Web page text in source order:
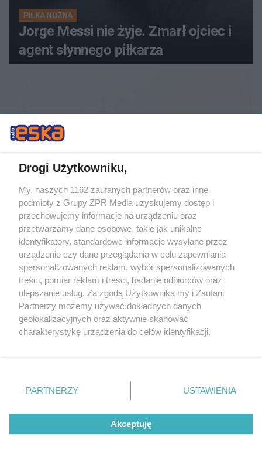
PIŁKA NOŻNA
Jorge Messi nie żyje. Zmarł ojciec i
agent słynnego piłkarza
PIŁKA NOŻNA
FC Barcelona odwołuje sparing w
Maroku. Znamy powód decyzji
ZOBACZ WIĘCEJ
Drogi Użytkowniku,
My, naszych 1162 zaufanych partnerów oraz inne
podmioty z Grupy ZPR Media uzyskujemy dostęp i
przechowujemy informacje na urządzeniu oraz
przetwarzamy dane osobowe, takie jak unikalne
identyfikatory, standardowe informacje wysyłane przez
urządzenie czy dane przeglądania w celu zapewniania
spersonalizowanych reklam, wybór spersonalizowanych
treści, pomiar reklam i treści, badanie odbiorców oraz
ulepszanie usług. Za zgodą Użytkownika my i Zaufani
Partnerzy możemy używać dokładnych danych
geolokalizacyjnych oraz aktywnie skanować
charakterystykę urządzenia do celów identyfikacji.
zmienić/wycofać klikając przycisk ustawień prywatności
znajdujący się w lewym dolnym rogu strony
rodzaje przetwarzania danych nie wymagają zgody
użytkownika, ale masz prawo sprzeciwić się takiemu
przetwarzaniu. Preferencje będą miały zastosowanie tylko
PARTNERZY USTAWIENIA
Akceptuję